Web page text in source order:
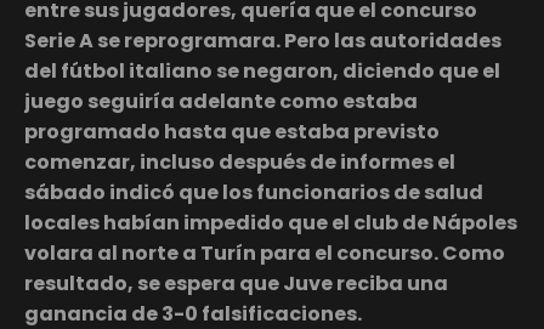
entre sus jugadores, quería que el concurso
Serie A se reprogramara. Pero las autoridades
del fútbol italiano se negaron, diciendo que el
juego seguiría adelante como estaba
programado hasta que estaba previsto
comenzar, incluso después de informes el
sábado indicó que los funcionarios de salud
locales habían impedido que el club de Nápoles
volara al norte a Turín para el concurso. Como
resultado, se espera que Juve reciba una
ganancia de 3-0 falsificaciones.